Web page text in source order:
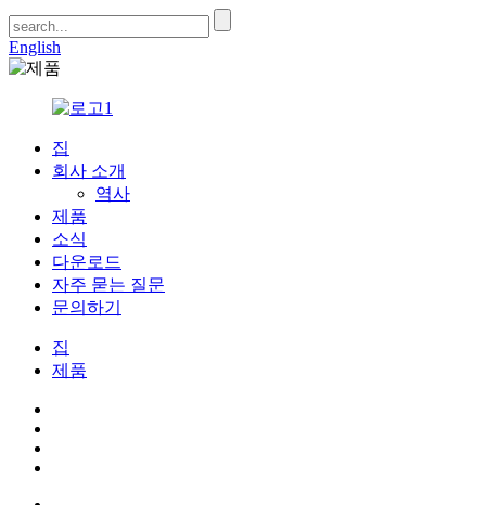
English
집
회사 소개
역사
제품
소식
다운로드
자주 묻는 질문
문의하기
집
제품